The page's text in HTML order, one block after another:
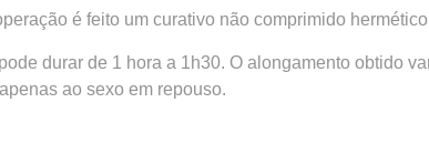
é feito um curativo não comprimido
durar de 1 hora a 1h30. O alongamento obtido
ao sexo em repouso.